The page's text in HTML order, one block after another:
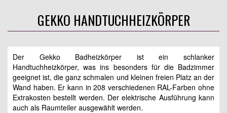
GEKKO HANDTUCHHEIZKÖRPER
Der Gekko Badheizkörper ist ein schlanker
Handtuchheizkörper, was ins besonders für die Badzimmer
geeignet ist, die ganz schmalen und kleinen freien Platz an der
Wand haben. Er kann in 208 verschiedenen RAL-Farben ohne
Extrakosten bestellt werden. Der elektrische Ausführung kann
auch als Raumteiler ausgewählt werden.